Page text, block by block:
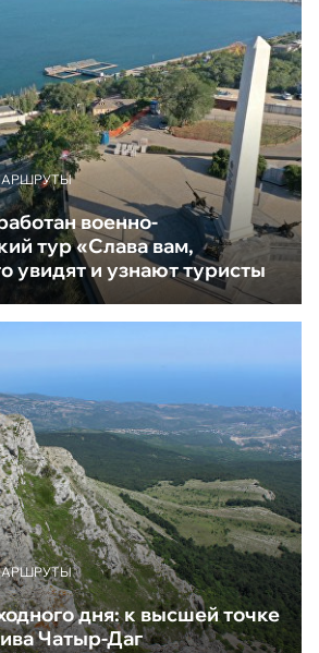
военно-
тур «Слава вам,
увидят и узнают туристы
дня: к высшей точке
Чатыр-Даг